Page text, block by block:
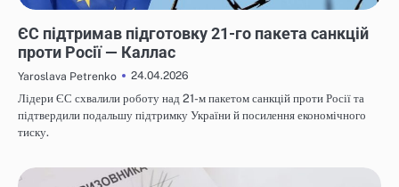
ЄС підтримав підготовку 21-го пакета санкцій
проти Росії — Каллас
Yaroslava Petrenko
24.04.2026
Лідери ЄС схвалили роботу над 21-м пакетом санкцій проти Росії та
підтвердили подальшу підтримку України й посилення економічного
тиску.